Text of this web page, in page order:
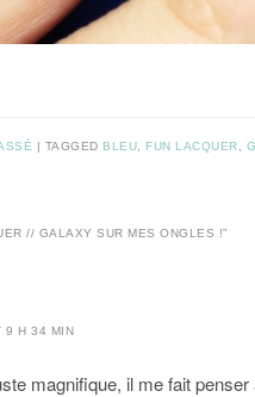
| TAGGED BLEU, FUN LACQUER,
// GALAXY SUR MES ONGLES !”
9 H 34 MIN
magnifique, il me fait